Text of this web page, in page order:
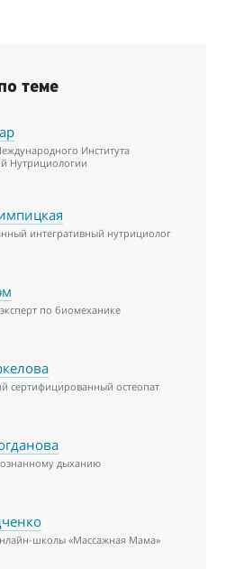
теме
Института
Нутрициологии
интегративный нутрициолог
по биомеханике
сертифицированный остеопат
дыханию
школы «Массажная Мама»